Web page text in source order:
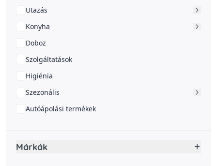
Utazás
Konyha
Doboz
Szolgáltatások
Higiénia
Szezonális
Autóápolási termékek
Márkák